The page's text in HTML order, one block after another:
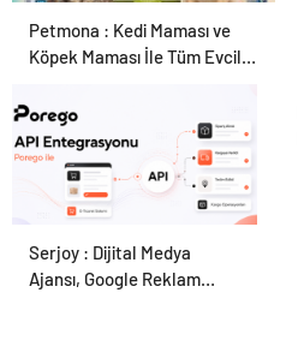
Petmona : Kedi Maması ve
Köpek Maması İle Tüm Evcil
Porego ile Kargo
Süreçlerinizi Daha Kolay
Serjoy : Dijital Medya
Ajansı, Google Reklam